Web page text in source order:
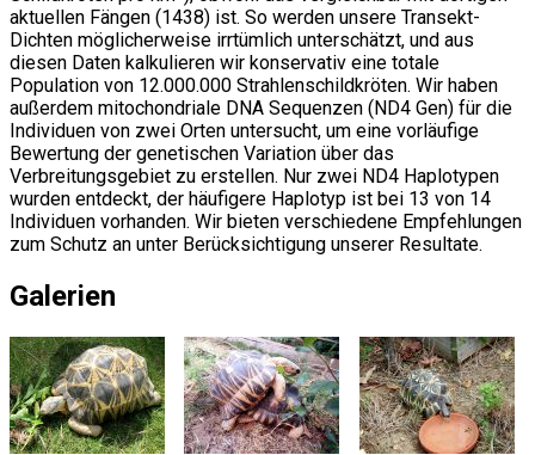
aktuellen Fängen (1438) ist. So werden unsere Transekt-
Dichten möglicherweise irrtümlich unterschätzt, und aus
diesen Daten kalkulieren wir konservativ eine totale
Population von 12.000.000 Strahlenschildkröten. Wir haben
außerdem mitochondriale DNA Sequenzen (ND4 Gen) für die
Individuen von zwei Orten untersucht, um eine vorläufige
Bewertung der genetischen Variation über das
Verbreitungsgebiet zu erstellen. Nur zwei ND4 Haplotypen
wurden entdeckt, der häufigere Haplotyp ist bei 13 von 14
Individuen vorhanden. Wir bieten verschiedene Empfehlungen
zum Schutz an unter Berücksichtigung unserer Resultate.
Galerien